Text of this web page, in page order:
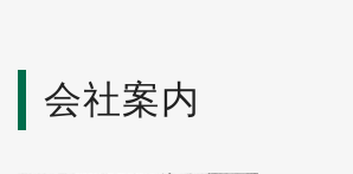
会社案内